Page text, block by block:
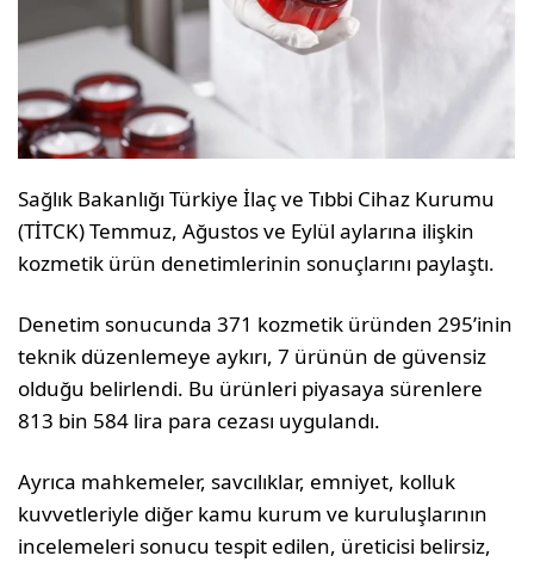
Sağlık Bakanlığı Türkiye İlaç ve Tıbbi Cihaz Kurumu
(TİTCK) Temmuz, Ağustos ve Eylül aylarına ilişkin
kozmetik ürün denetimlerinin sonuçlarını paylaştı.
Denetim sonucunda 371 kozmetik üründen 295’inin
teknik düzenlemeye aykırı, 7 ürünün de güvensiz
olduğu belirlendi. Bu ürünleri piyasaya sürenlere
813 bin 584 lira para cezası uygulandı.
Ayrıca mahkemeler, savcılıklar, emniyet, kolluk
kuvvetleriyle diğer kamu kurum ve kuruluşlarının
incelemeleri sonucu tespit edilen, üreticisi belirsiz,